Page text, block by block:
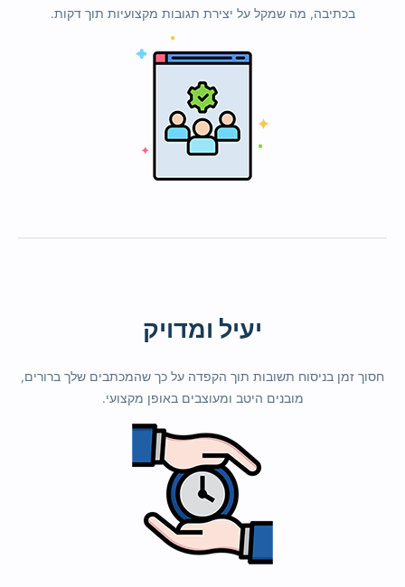
בכתיבה, מה שמקל על יצירת תגובות מקצועיות תוך דקות.
יעיל ומדויק
חסוך זמן בניסוח תשובות תוך הקפדה על כך שהמכתבים שלך ברורים,
מובנים היטב ומעוצבים באופן מקצועי.